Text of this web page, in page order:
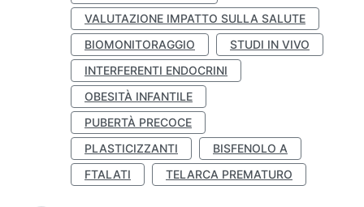
VALUTAZIONE IMPATTO SULLA SALUTE
BIOMONITORAGGIO
STUDI IN VIVO
INTERFERENTI ENDOCRINI
OBESITÀ INFANTILE
PUBERTÀ PRECOCE
PLASTICIZZANTI
BISFENOLO A
FTALATI
TELARCA PREMATURO